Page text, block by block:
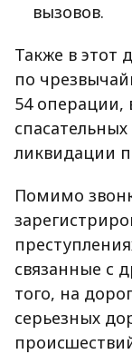
вызовов.
Также в этот
по
54 операции,
ликвидации
Помимо
связанные с
того, на
серьезных